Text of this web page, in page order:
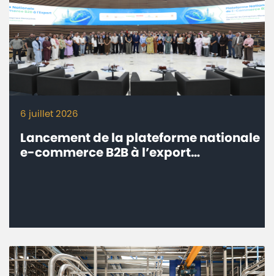
6 juillet 2026
Lancement de la plateforme nationale
e-commerce B2B à l’export